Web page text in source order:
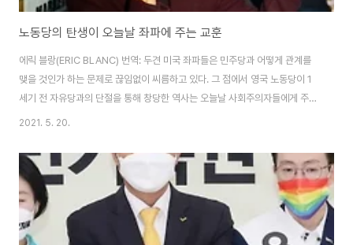
노동당의 탄생이 오늘날 좌파에 주는 교훈
에릭 블랑(ERIC BLANC) 번역: 두견 미국 좌파들은 민주당과 어떻게 관계를
맺을 것인가 하는 문제로 끊임없이 씨름하고 있다. 그 점에서 영국 노동당이 1
세기 전 자유당과의 단절을 통해 창당한 역사는 오늘날 사회주의자들에게 주는
교훈으로 가득하다는 게 이 글의 취지이다. 글이 매우 길어서 노동당 창당으로
다. 이 글의 필자인 에릭 블랑은 미국 민주적 사회주의자들(DSA) 소속의 사회
주의 이론가이자 활동가이며, 역사사회학자로서 러시아 혁명과 레닌주의에 대
한 다양한 신화를 해체하는 논문과 저작, 글을 써 온 것으로도 유명하다. 미국에
서 교사파업에 연대하고 새로운 좌파적 정치대안을 건설하는 문제에도 매우 활
발하게 개입하고 있다. 출처..
2021. 5. 20.